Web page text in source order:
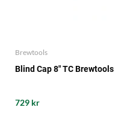
Brewtools
Blind Cap 8" TC Brewtools
729 kr